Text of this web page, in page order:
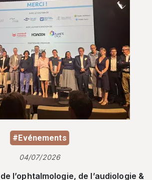
#Evénements
04/07/2026
l’ophtalmologie, de l’audiologie &